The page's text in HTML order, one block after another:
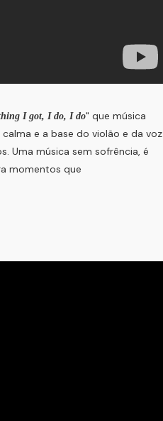
I got, I do, I do" que música
e a base do violão e da voz
Uma música sem sofrência, é
momentos que